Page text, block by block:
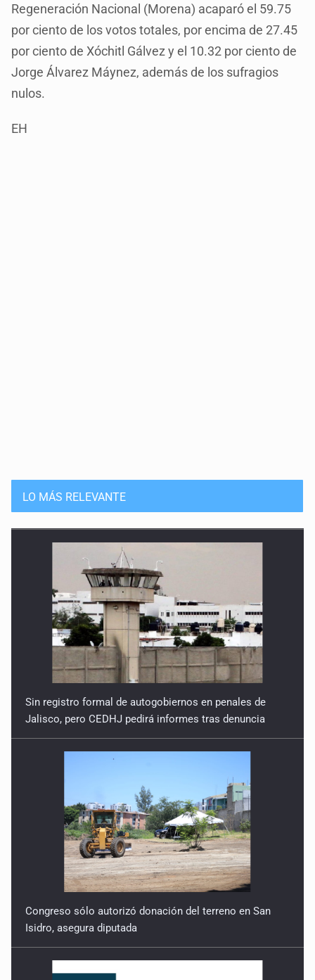
Regeneración Nacional (Morena) acaparó el 59.75
por ciento de los votos totales, por encima de 27.45
por ciento de Xóchitl Gálvez y el 10.32 por ciento de
Jorge Álvarez Máynez, además de los sufragios
nulos.
EH
LO MÁS RELEVANTE
Sin registro formal de autogobiernos en penales de
Jalisco, pero CEDHJ pedirá informes tras denuncia
Congreso sólo autorizó donación del terreno en San
Isidro, asegura diputada